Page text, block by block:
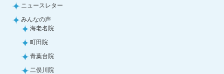
ニュースレター
みんなの声
海老名院
町田院
青葉台院
二俣川院